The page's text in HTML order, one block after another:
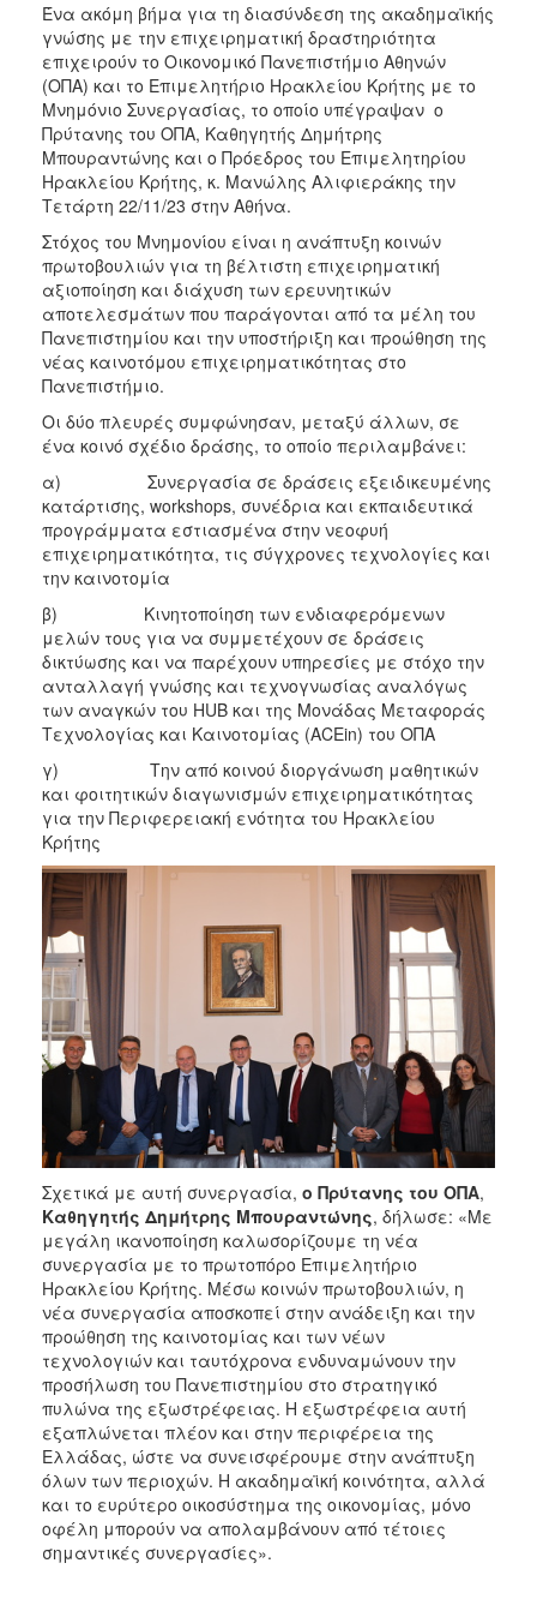
Ένα ακόμη βήμα για τη διασύνδεση της ακαδημαϊκής
γνώσης με την επιχειρηματική δραστηριότητα
επιχειρούν το Οικονομικό Πανεπιστήμιο Αθηνών
(ΟΠΑ) και το Επιμελητήριο Ηρακλείου Κρήτης με το
Μνημόνιο Συνεργασίας, το οποίο υπέγραψαν ο
Πρύτανης του ΟΠΑ, Καθηγητής Δημήτρης
Μπουραντώνης και ο Πρόεδρος του Επιμελητηρίου
Ηρακλείου Κρήτης, κ. Μανώλης Αλιφιεράκης την
Τετάρτη 22/11/23 στην Αθήνα.
Στόχος του Μνημονίου είναι η ανάπτυξη κοινών
πρωτοβουλιών για τη βέλτιστη επιχειρηματική
αξιοποίηση και διάχυση των ερευνητικών
αποτελεσμάτων που παράγονται από τα μέλη του
Πανεπιστημίου και την υποστήριξη και προώθηση της
νέας καινοτόμου επιχειρηματικότητας στο
Πανεπιστήμιο.
Οι δύο πλευρές συμφώνησαν, μεταξύ άλλων, σε
ένα κοινό σχέδιο δράσης, το οποίο περιλαμβάνει:
α) Συνεργασία σε δράσεις εξειδικευμένης
κατάρτισης, workshops, συνέδρια και εκπαιδευτικά
προγράμματα εστιασμένα στην νεοφυή
επιχειρηματικότητα, τις σύγχρονες τεχνολογίες και
την καινοτομία
β) Κινητοποίηση των ενδιαφερόμενων
μελών τους για να συμμετέχουν σε δράσεις
δικτύωσης και να παρέχουν υπηρεσίες με στόχο την
ανταλλαγή γνώσης και τεχνογνωσίας αναλόγως
των αναγκών του HUB και της Μονάδας Μεταφοράς
Τεχνολογίας και Καινοτομίας (ACEin) του ΟΠΑ
γ) Την από κοινού διοργάνωση μαθητικών
και φοιτητικών διαγωνισμών επιχειρηματικότητας
για την Περιφερειακή ενότητα του Ηρακλείου
Κρήτης
Σχετικά με αυτή συνεργασία, ο Πρύτανης του ΟΠΑ,
Καθηγητής Δημήτρης Μπουραντώνης, δήλωσε: «Με
μεγάλη ικανοποίηση καλωσορίζουμε τη νέα
συνεργασία με το πρωτοπόρο Επιμελητήριο
Ηρακλείου Κρήτης. Μέσω κοινών πρωτοβουλιών, η
νέα συνεργασία αποσκοπεί στην ανάδειξη και την
προώθηση της καινοτομίας και των νέων
τεχνολογιών και ταυτόχρονα ενδυναμώνουν την
προσήλωση του Πανεπιστημίου στο στρατηγικό
πυλώνα της εξωστρέφειας. Η εξωστρέφεια αυτή
εξαπλώνεται πλέον και στην περιφέρεια της
Ελλάδας, ώστε να συνεισφέρουμε στην ανάπτυξη
όλων των περιοχών. Η ακαδημαϊκή κοινότητα, αλλά
και το ευρύτερο οικοσύστημα της οικονομίας, μόνο
οφέλη μπορούν να απολαμβάνουν από τέτοιες
σημαντικές συνεργασίες».